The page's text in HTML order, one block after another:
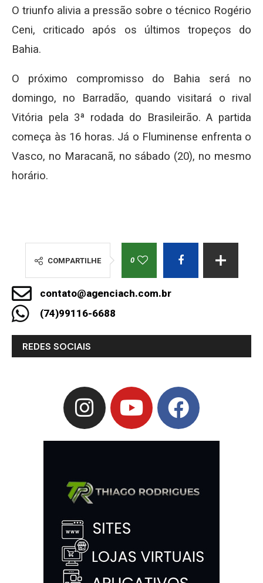
O triunfo alivia a pressão sobre o técnico Rogério
Ceni, criticado após os últimos tropeços do
Bahia.
O próximo compromisso do Bahia será no
domingo, no Barradão, quando visitará o rival
Vitória pela 3ª rodada do Brasileirão. A partida
começa às 16 horas. Já o Fluminense enfrenta o
Vasco, no Maracanã, no sábado (20), no mesmo
horário.
COMPARTILHE 0
contato@agenciach.com.br
(74)99116-6688
REDES SOCIAIS